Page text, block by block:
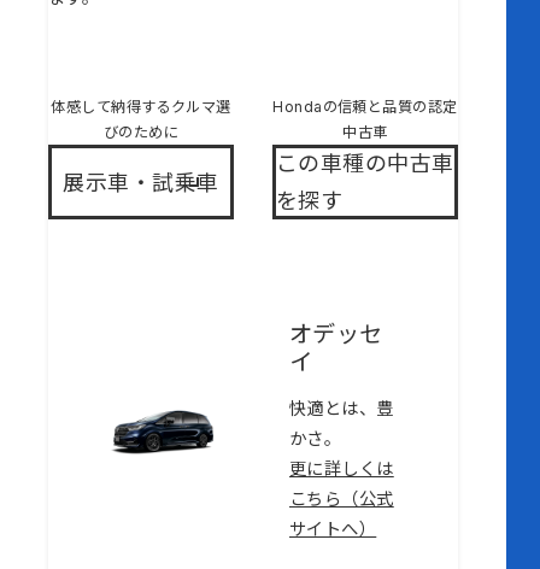
体感して納得するクルマ選
びのために
展示車・試乗車
Hondaの信頼と品質の認定
中古車
この車種の中古車
を探す
オデッセ
イ
快適とは、豊
かさ。
更に詳しくは
こちら（公式
サイトへ）